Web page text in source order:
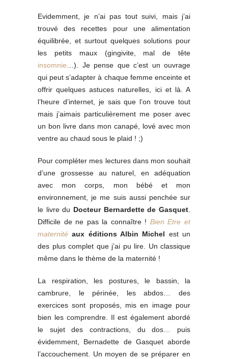
Evidemment, je n’ai pas tout suivi, mais j’ai
trouvé des recettes pour une alimentation
équilibrée, et surtout quelques solutions pour
les petits maux (gingivite, mal de tête
insomnie …). Je pense que c’est un ouvrage
qui peut s’adapter à chaque femme enceinte et
offrir quelques astuces naturelles, ici et là. A
l’heure d’internet, je sais que l’on trouve tout
mais j’aimais particulièrement me poser avec
un bon livre dans mon canapé, lové avec mon
ventre au chaud sous le plaid ! ;)
Pour compléter mes lectures dans mon souhait
d’une grossesse au naturel, en adéquation
avec mon corps, mon bébé et mon
environnement, je me suis aussi penchée sur
le livre du Docteur Bernardette de Gasquet
Difficile de ne pas la connaître ! Bien Etre et
maternité aux éditions Albin Michel est un
des plus complet que j’ai pu lire. Un classique
même dans le thème de la maternité !
La respiration, les postures, le bassin, la
cambrure, le périnée, les abdos… des
exercices sont proposés, mis en image pour
bien les comprendre. Il est également abordé
le sujet des contractions, du dos… puis
évidemment, Bernadette de Gasquet aborde
l’accouchement. Un moyen de se préparer en